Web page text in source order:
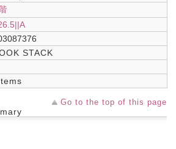
STACK
Go to the top of this page